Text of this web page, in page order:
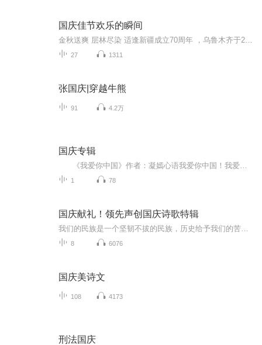
国庆佳节欢乐的瞬间
27 1311
张国庆|穿越牛熊
91 4.2万
国庆专辑
1 78
国庆献礼！领先声创国庆诗歌特辑
8 6076
国庆美诗文
108 4173
刑法国庆